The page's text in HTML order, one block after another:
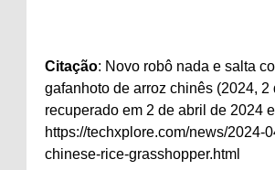
Citação: Novo robô nada e salta
gafanhoto de arroz chinês (2024, 2
recuperado em 2 de abril de 2024
https://techxplore.com/news/2024-
chinese-rice-grasshopper.html